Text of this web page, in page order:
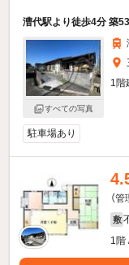
漕代駅より徒歩4分 築
すべての写真
1階
駐車場あり
（
敷
1階